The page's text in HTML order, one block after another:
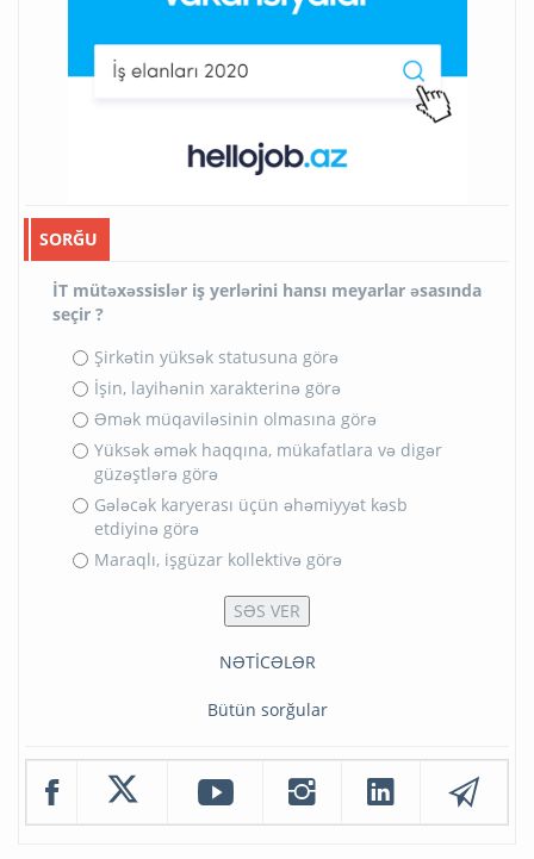
SORĞU
İT mütəxəssislər iş yerlərini hansı meyarlar əsasında
seçir ?
Şirkətin yüksək statusuna görə
İşin, layihənin xarakterinə görə
Əmək müqaviləsinin olmasına görə
Yüksək əmək haqqına, mükafatlara və digər
güzəştlərə görə
Gələcək karyerası üçün əhəmiyyət kəsb
etdiyinə görə
Maraqlı, işgüzar kollektivə görə
NƏTİCƏLƏR
Bütün sorğular